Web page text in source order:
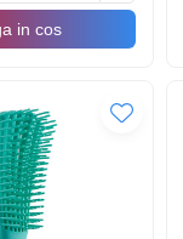
in cos